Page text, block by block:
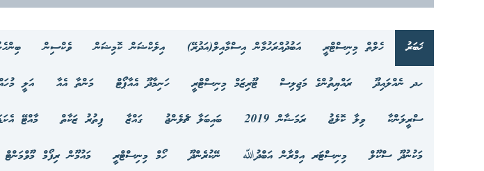
ޚަބަރު ހެލްތް މިނިސްޓްރީ އަބުދުއްރަހުމާން އިސްމާއިލް(އަދުރޭ) އިލެކްޝަން ކޮމިޝަން ވެކްސިން
ހދ ނެއްލައިދޫ
ރައްޔިތުންގެ މަޖިލިސް ޓޫރިޒަމް މިނިސްޓްރީ ހަނިމާދޫ އެއާޕޯޓް މަންތާ އެއާ އަލީ
ސްރީލަންކާ
ވިލާ ކޮލެޖު ރަމަޟާން 2019 ބައިބަލާ ޗެލެންޖު ގައްޒާ ފިތުރު ޒަކާތް މާއްޓޭ
މަކުނުދޫ ސްކޫލް
މިނިސްޓަރ އިމްރާން އަބްދުﷲ ނޭކުރެންދޫ ހޯމް މިނިސްޓްރީ މައުމޫން ރިފޯމް